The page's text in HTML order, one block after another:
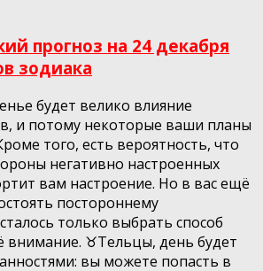
прогноз на 24 декабря
зодиака
будет велико влияние
и потому некоторые ваши планы
того, есть вероятность, что
негативно настроенных
вам настроение. Но в вас ещё
постороннему
только выбрать способ
внимание. ♉️Тельцы, день будет
вы можете попасть в